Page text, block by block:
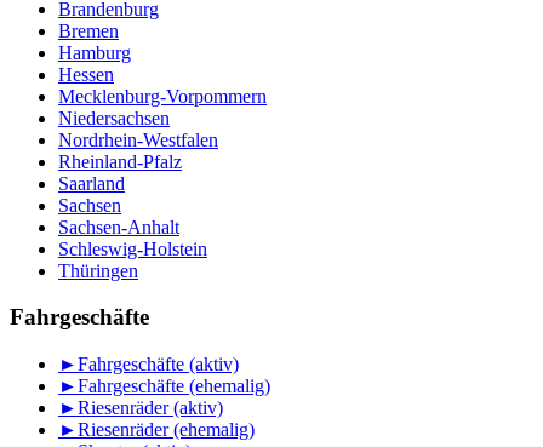
Brandenburg
Bremen
Hamburg
Hessen
Mecklenburg-Vorpommern
Niedersachsen
Nordrhein-Westfalen
Rheinland-Pfalz
Saarland
Sachsen
Sachsen-Anhalt
Schleswig-Holstein
Thüringen
Fahrgeschäfte
►Fahrgeschäfte (aktiv)
►Fahrgeschäfte (ehemalig)
►Riesenräder (aktiv)
►Riesenräder (ehemalig)